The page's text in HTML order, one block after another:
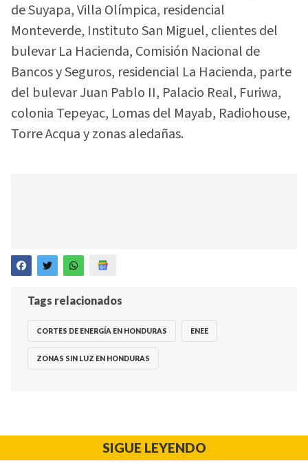
de Suyapa, Villa Olímpica, residencial
Monteverde, Instituto San Miguel, clientes del
bulevar La Hacienda, Comisión Nacional de
Bancos y Seguros, residencial La Hacienda, parte
del bulevar Juan Pablo II, Palacio Real, Furiwa,
colonia Tepeyac, Lomas del Mayab, Radiohouse,
Torre Acqua y zonas aledañas.
Tags relacionados
CORTES DE ENERGÍA EN HONDURAS ENEE
ZONAS SIN LUZ EN HONDURAS
SIGUE LEYENDO